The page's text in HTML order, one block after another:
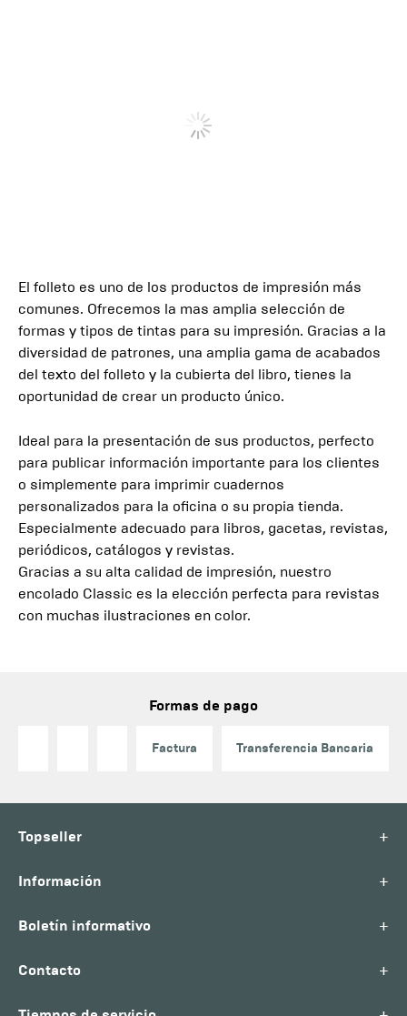
El folleto es uno de los productos de impresión más
comunes. Ofrecemos la mas amplia selección de
formas y tipos de tintas para su impresión. Gracias a la
diversidad de patrones, una amplia gama de acabados
del texto del folleto y la cubierta del libro, tienes la
oportunidad de crear un producto único.
Ideal para la presentación de sus productos, perfecto
para publicar información importante para los clientes
o simplemente para imprimir cuadernos
personalizados para la oficina o su propia tienda.
Especialmente adecuado para libros, gacetas, revistas,
periódicos, catálogos y revistas.
Gracias a su alta calidad de impresión, nuestro
encolado Classic es la elección perfecta para revistas
con muchas ilustraciones en color.
Formas de pago
Factura Transferencia Bancaria
Topseller +
Información +
Boletín informativo +
Contacto +